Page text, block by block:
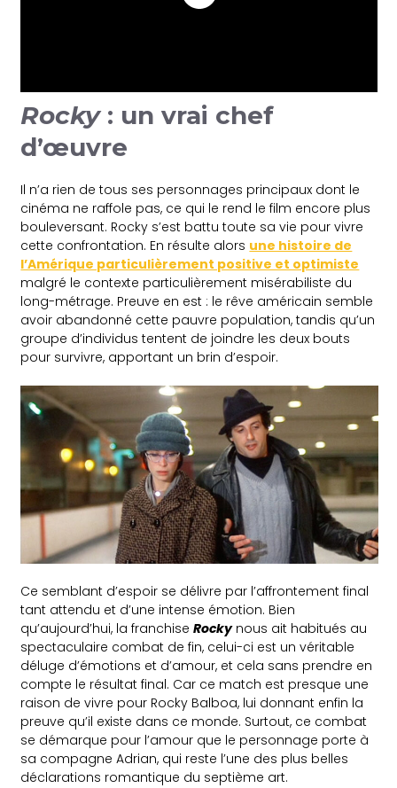
Rocky: un vrai chef
d’œuvre
Il n’a rien de tous ses personnages principaux dont le
cinéma ne raffole pas, ce qui le rend le film encore plus
bouleversant. Rocky s’est battu toute sa vie pour vivre
cette confrontation. En résulte alors une histoire de
l’Amérique particulièrement positive et optimiste
malgré le contexte particulièrement misérabiliste du
long-métrage. Preuve en est : le rêve américain semble
avoir abandonné cette pauvre population, tandis qu’un
groupe d’individus tentent de joindre les deux bouts
pour survivre, apportant un brin d’espoir.
Ce semblant d’espoir se délivre par l’affrontement final
tant attendu et d’une intense émotion. Bien
qu’aujourd’hui, la franchiseRocky nous ait habitués au
spectaculaire combat de fin, celui-ci est un véritable
déluge d’émotions et d’amour, et cela sans prendre en
compte le résultat final. Car ce match est presque une
raison de vivre pour Rocky Balboa, lui donnant enfin la
preuve qu’il existe dans ce monde. Surtout, ce combat
se démarque pour l’amour que le personnage porte à
sa compagne Adrian, qui reste l’une des plus belles
déclarations romantique du septième art.